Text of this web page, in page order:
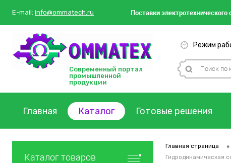
E-mail: info@ommatech.ru Поставки
Современный портал
промышленной
продукции
Режим
Главная Каталог Готовые решения
Каталог товаров
Главная страница •
Гидродинамическая